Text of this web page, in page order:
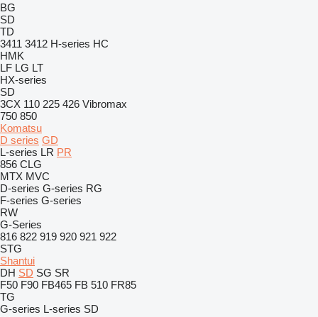
BG
SD
TD
3411 3412 H-series HC
HMK
LF LG LT
HX-series
SD
3CX 110 225 426 Vibromax
750 850
Komatsu
D series GD
L-series LR PR
856 CLG
MTX MVC
D-series G-series RG
F-series G-series
RW
G-Series
816 822 919 920 921 922
STG
Shantui
DH SD SG SR
F50 F90 FB465 FB 510 FR85
TG
G-series L-series SD